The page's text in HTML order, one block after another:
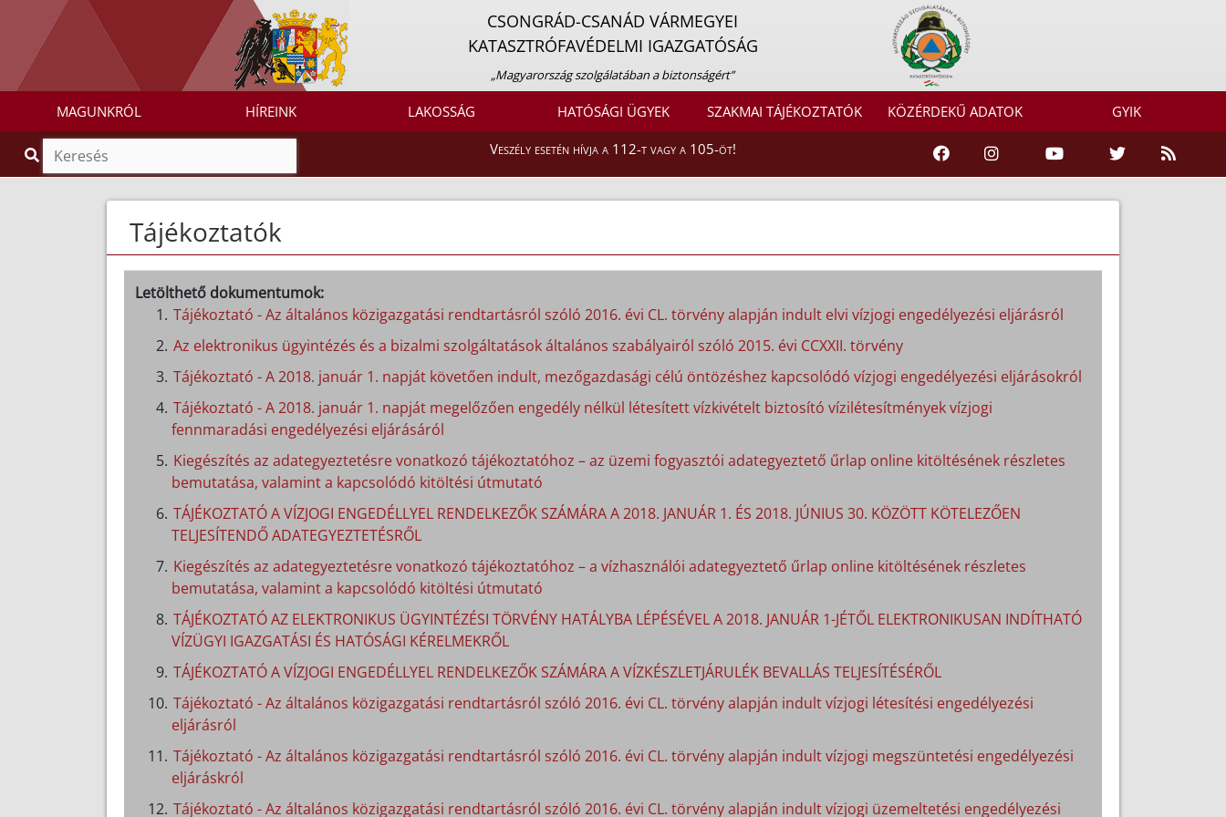
CSONGRÁD-CSANÁD VÁRMEGYEI
KATASZTRÓFAVÉDELMI IGAZGATÓSÁG
„Magyarország szolgálatában a biztonságért”
MAGUNKRÓL HÍREINK LAKOSSÁG HATÓSÁGI ÜGYEK SZAKMAI TÁJÉKOZTATÓK KÖZÉRDEKŰ ADATOK GYIK
Veszély esetén hívja a 112-t vagy a 105-öt!
Tájékoztatók
Letölthető dokumentumok:
Tájékoztató - Az általános közigazgatási rendtartásról szóló 2016. évi CL. törvény alapján indult elvi vízjogi engedélyezési eljárásról
Az elektronikus ügyintézés és a bizalmi szolgáltatások általános szabályairól szóló 2015. évi CCXXII. törvény
Tájékoztató - A 2018. január 1. napját követően indult, mezőgazdasági célú öntözéshez kapcsolódó vízjogi engedélyezési eljárásokról
Tájékoztató - A 2018. január 1. napját megelőzően engedély nélkül létesített vízkivételt biztosító vízilétesítmények vízjogi
fennmaradási engedélyezési eljárásáról
Kiegészítés az adategyeztetésre vonatkozó tájékoztatóhoz – az üzemi fogyasztói adategyeztető űrlap online kitöltésének részletes
bemutatása, valamint a kapcsolódó kitöltési útmutató
TÁJÉKOZTATÓ A VÍZJOGI ENGEDÉLLYEL RENDELKEZŐK SZÁMÁRA A 2018. JANUÁR 1. ÉS 2018. JÚNIUS 30. KÖZÖTT KÖTELEZŐEN
TELJESÍTENDŐ ADATEGYEZTETÉSRŐL
Kiegészítés az adategyeztetésre vonatkozó tájékoztatóhoz – a vízhasználói adategyeztető űrlap online kitöltésének részletes
bemutatása, valamint a kapcsolódó kitöltési útmutató
TÁJÉKOZTATÓ AZ ELEKTRONIKUS ÜGYINTÉZÉSI TÖRVÉNY HATÁLYBA LÉPÉSÉVEL A 2018. JANUÁR 1-JÉTŐL ELEKTRONIKUSAN INDÍTHATÓ
VÍZÜGYI IGAZGATÁSI ÉS HATÓSÁGI KÉRELMEKRŐL
TÁJÉKOZTATÓ A VÍZJOGI ENGEDÉLLYEL RENDELKEZŐK SZÁMÁRA A VÍZKÉSZLETJÁRULÉK BEVALLÁS TELJESÍTÉSÉRŐL
Tájékoztató - Az általános közigazgatási rendtartásról szóló 2016. évi CL. törvény alapján indult vízjogi létesítési engedélyezési
eljárásról
Tájékoztató - Az általános közigazgatási rendtartásról szóló 2016. évi CL. törvény alapján indult vízjogi megszüntetési engedélyezési
eljáráskról
Tájékoztató - Az általános közigazgatási rendtartásról szóló 2016. évi CL. törvény alapján indult vízjogi üzemeltetési engedélyezési